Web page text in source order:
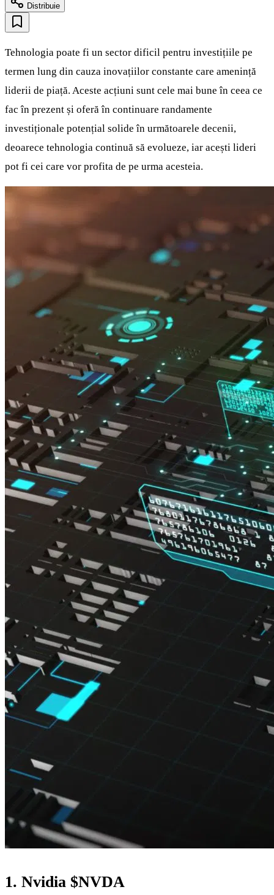
Distribuie
Tehnologia poate fi un sector dificil pentru investițiile pe
termen lung din cauza inovațiilor constante care amenință
liderii de piață. Aceste acțiuni sunt cele mai bune în ceea ce
fac în prezent și oferă în continuare randamente
investiționale potențial solide în următoarele decenii,
deoarece tehnologia continuă să evolueze, iar acești lideri
pot fi cei care vor profita de pe urma acesteia.
1. Nvidia $NVDA